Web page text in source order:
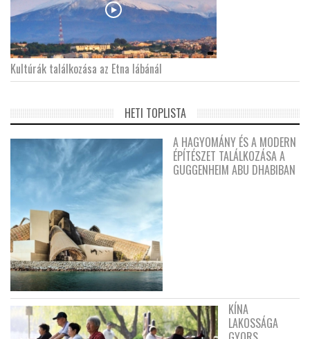
Kultúrák találkozása az Etna lábánál
HETI TOPLISTA
A HAGYOMÁNY ÉS A MODERN
ÉPÍTÉSZET TALÁLKOZÁSA A
GUGGENHEIM ABU DHABIBAN
KÍNA
LAKOSSÁGA